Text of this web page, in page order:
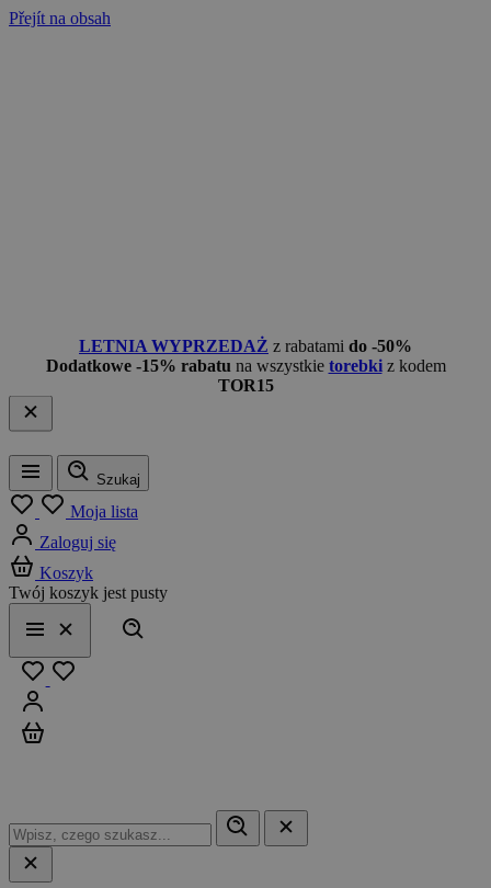
Přejít na obsah
LETNIA WYPRZEDAŻ z rabatami do -50%
Dodatkowe -15% rabatu na wszystkie torebkiz kodem
TOR15
Menu
Szukaj
Moja lista
Zaloguj się
Koszyk
Twój koszyk jest pusty
Menu
Zamknij